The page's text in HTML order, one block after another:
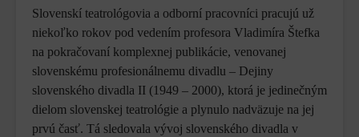
Slovenskí teatrológovia a odborní pracovníci pracujú už
niekoľko rokov pod vedením profesora Vladimíra Štefka
na pokračovaní komplexnej publikácie, venovanej
slovenskému profesionálnemu divadlu – Dejiny
slovenského divadla II (1949 – 2000), ktorá je jedinečným
dielom slovenskej teatrológie a plynulo nadväzuje na jej
prvú časť. Tá sledovala vývoj slovenského divadla v